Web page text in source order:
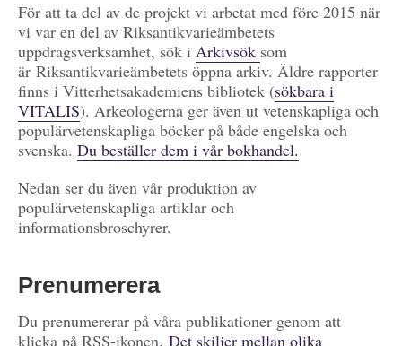
För att ta del av de projekt vi arbetat med före 2015 när
vi var en del av Riksantikvarieämbetets
uppdragsverksamhet, sök i Arkivsök som
är Riksantikvarieämbetets öppna arkiv. Äldre rapporter
finns i Vitterhetsakademiens bibliotek (sökbara i
VITALIS). Arkeologerna ger även ut vetenskapliga och
populärvetenskapliga böcker på både engelska och
svenska. Du beställer dem i vår bokhandel.
Nedan ser du även vår produktion av
populärvetenskapliga artiklar och
informationsbroschyrer.
Prenumerera
Du prenumererar på våra publikationer genom att
klicka på RSS-ikonen. Det skiljer mellan olika